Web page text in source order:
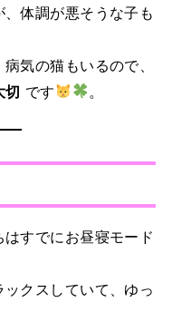
体調が悪そうな子も
気の猫もいるので、
切 です 。
すでにお昼寝モード
クスしていて、ゆっ